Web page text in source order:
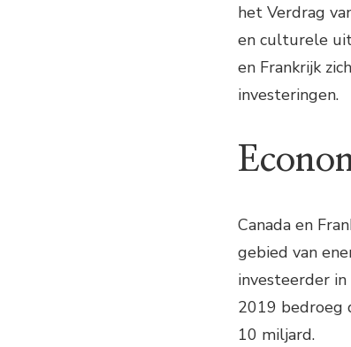
het Verdrag
en culturele
en Frankrijk
investeringen.
Canada en
gebied van
investeerder
2019 bedroeg
10 miljard.